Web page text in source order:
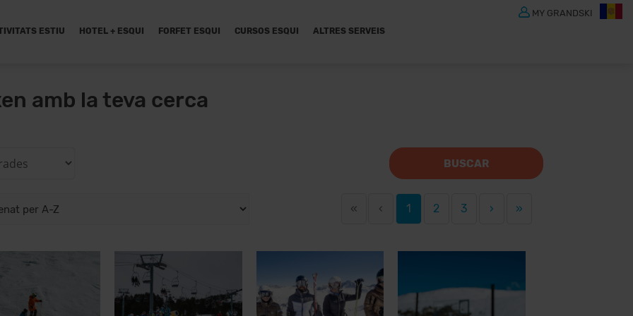
ESTIU HOTEL + ESQUI FORFET ESQUI CURSOS ESQUI ALTRES SERVEIS
MY GRANDSKI
amb la teva cerca
BUSCAR
« ‹ 1 2 3 › »